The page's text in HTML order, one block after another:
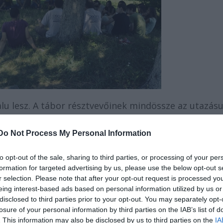
Not Process My Personal Information
opt-out of the sale, sharing to third parties, or processing of your
for targeted advertising by us, please use the below opt-out
selection. Please note that after your opt-out request is processed
interest-based ads based on personal information utilized by us
to third parties prior to your opt-out. You may separately
of your personal information by third parties on the IAB’s list of
This information may also be disclosed by us to third parties on the
lesz. A tábor résztvevőinek mindössze az
költséget kell fedezniük. Az étkezés
Osonó Színházműhely színésze, valamint a
színészmesterség tanára vezeti, míg a
az Osonó társulatvezető-rendezőjével, Fazakas